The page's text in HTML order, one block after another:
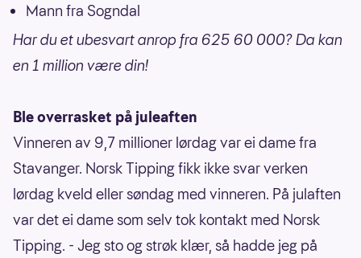
Mann fra Sogndal
Har du et ubesvart anrop fra 625 60 000? Da kan
en 1 million være din!
Ble overrasket på juleaften
Vinneren av 9,7 millioner lørdag var ei dame fra
Stavanger. Norsk Tipping fikk ikke svar verken
lørdag kveld eller søndag med vinneren. På julaften
var det ei dame som selv tok kontakt med Norsk
Tipping. - Jeg sto og strøk klær, så hadde jeg på